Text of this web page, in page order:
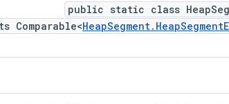
public static class
Comparable<